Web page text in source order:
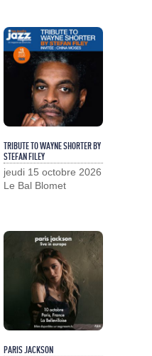
TRIBUTE TO WAYNE SHORTER BY
STEFAN FILEY
jeudi 15 octobre 2026
Le Bal Blomet
PARIS JACKSON